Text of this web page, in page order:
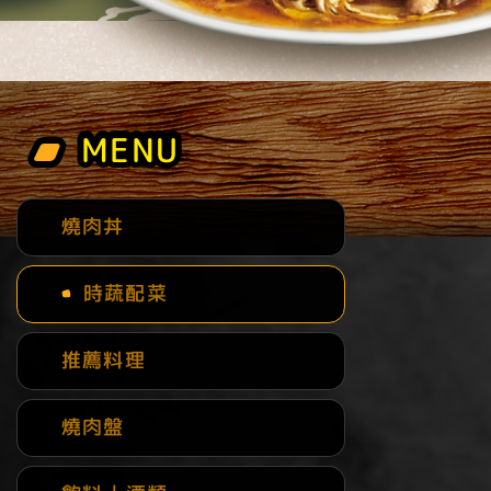
MENU
MENU
燒肉丼
時蔬配菜
推薦料理
燒肉盤